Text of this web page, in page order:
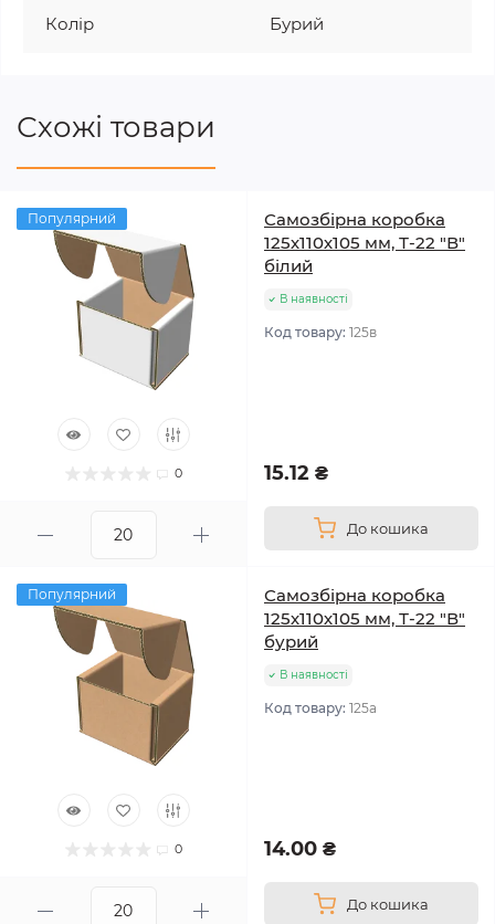
Колір Бурий
Схожі товари
Популярний
0
Самозбірна коробка
125х110х105 мм, Т-22 "В"
білий
В наявності
Код товару: 125в
15.12 ₴
До кошика
Популярний
0
Самозбірна коробка
125х110х105 мм, Т-22 "В"
бурий
В наявності
Код товару: 125а
14.00 ₴
До кошика